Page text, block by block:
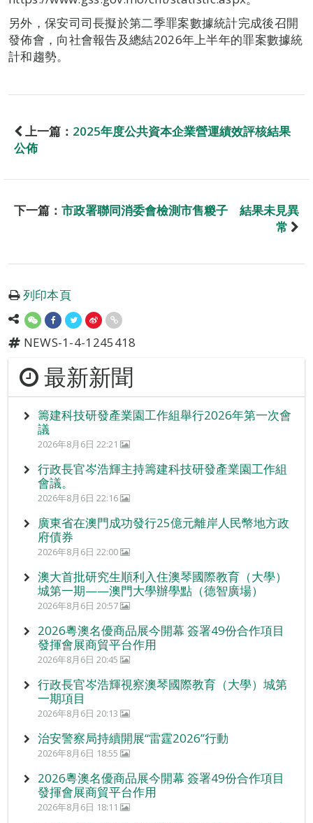
另外，保安司司長擬於第二季罪案數據統計完成後召開
發佈會，向社會報告及總結2026年上半年的罪案數據統
計和趨勢。
上一篇： 2025年度公共資本企業營運績效評核結果
公佈
下一篇： 市政署聯同消委會檢測市售糉子 結果未見異
常
列印本頁
NEWS-1-4-1245418
最新新聞
籌建科技研發產業園工作組舉行2026年第一次會
議
2026年8月6日 22:21
行政長官岑浩輝主持籌建科技研發產業園工作組
會議。
2026年8月6日 22:16
廣東省在澳門成功發行25億元離岸人民幣地方政
府債券
2026年8月6日 22:00
澳大首批研究生順利入住澳琴國際教育（大學）
城第一期——澳門大學辦學點（德智廣場）
2026年8月6日 20:57
2026粵澳名優商品展今開幕 簽署49份合作項目
發揮會展商貿平台作用
2026年8月6日 20:45
行政長官岑浩輝視察澳琴國際教育（大學）城第
一期項目
2026年8月6日 20:13
治安警察局持續開展“雷霆2026”行動
2026年8月6日 18:55
2026粵澳名優商品展今開幕 簽署49份合作項目
發揮會展商貿平台作用
2026年8月6日 18:11